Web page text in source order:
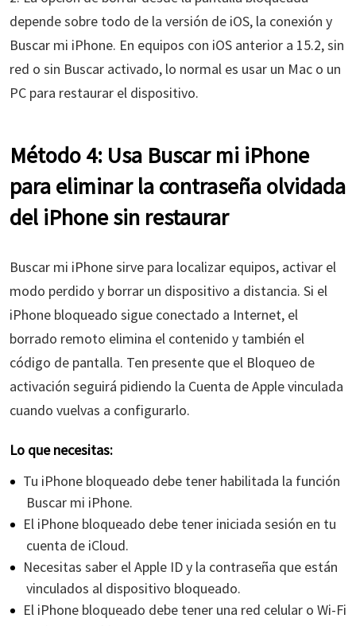
depende sobre todo de la versión de iOS, la conexión y
Buscar mi iPhone. En equipos con iOS anterior a 15.2, sin
red o sin Buscar activado, lo normal es usar un Mac o un
PC para restaurar el dispositivo.
Método 4: Usa Buscar mi iPhone
para eliminar la contraseña olvidada
del iPhone sin restaurar
Buscar mi iPhone sirve para localizar equipos, activar el
modo perdido y borrar un dispositivo a distancia. Si el
iPhone bloqueado sigue conectado a Internet, el
borrado remoto elimina el contenido y también el
código de pantalla. Ten presente que el Bloqueo de
activación seguirá pidiendo la Cuenta de Apple vinculada
cuando vuelvas a configurarlo.
Lo que necesitas:
Tu iPhone bloqueado debe tener habilitada la función
Buscar mi iPhone.
El iPhone bloqueado debe tener iniciada sesión en tu
cuenta de iCloud.
Necesitas saber el Apple ID y la contraseña que están
vinculados al dispositivo bloqueado.
El iPhone bloqueado debe tener una red celular o Wi-Fi